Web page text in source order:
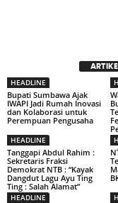
HEADLINE
Bupati Sumbawa Ajak
IWAPI Jadi Rumah Inovasi
dan Kolaborasi untuk
Perempuan Pengusaha
HEADLINE
Tanggapi Abdul Rahim :
Sekretaris Fraksi
Demokrat NTB : “Kayak
Dangdut Lagu Ayu Ting
Ting : Salah Alamat”
HEADLINE